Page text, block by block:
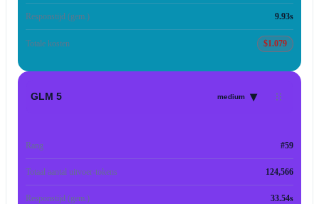
Responstijd (gem.) 9.93s
Totale kosten $1.079
GLM 5 medium ▾
Rang #59
Totaal aantal uitvoer-tokens 124,566
Responstijd (gem.) 33.54s